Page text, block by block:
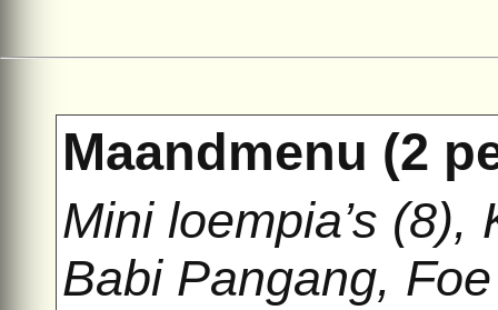
Maandmenu (2
Mini loempia’s (8),
Babi Pangang,